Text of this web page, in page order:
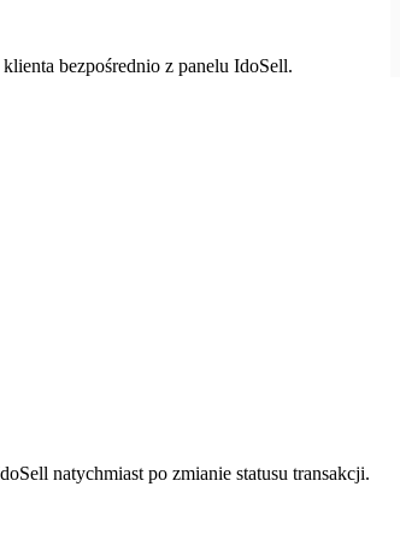
bezpośrednio z panelu IdoSell.
natychmiast po zmianie statusu transakcji.